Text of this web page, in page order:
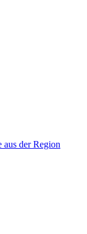
der Region